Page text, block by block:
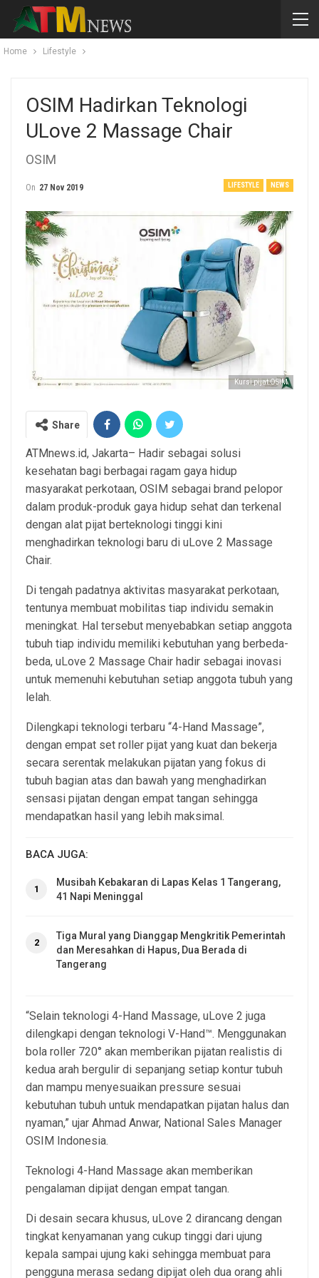
Home Lifestyle
OSIM Hadirkan Teknologi
ULove 2 Massage Chair
OSIM
LIFESTYLE NEWS
On 27 Nov 2019
Kursi pijat OSIM
Share
ATMnews.id, Jakarta– Hadir sebagai solusi
kesehatan bagi berbagai ragam gaya hidup
masyarakat perkotaan, OSIM sebagai brand pelopor
dalam produk-produk gaya hidup sehat dan terkenal
dengan alat pijat berteknologi tinggi kini
menghadirkan teknologi baru di uLove 2 Massage
Chair.
Di tengah padatnya aktivitas masyarakat perkotaan,
tentunya membuat mobilitas tiap individu semakin
meningkat. Hal tersebut menyebabkan setiap anggota
tubuh tiap individu memiliki kebutuhan yang berbeda-
beda, uLove 2 Massage Chair hadir sebagai inovasi
untuk memenuhi kebutuhan setiap anggota tubuh yang
lelah.
Dilengkapi teknologi terbaru “4-Hand Massage”,
dengan empat set roller pijat yang kuat dan bekerja
secara serentak melakukan pijatan yang fokus di
tubuh bagian atas dan bawah yang menghadirkan
sensasi pijatan dengan empat tangan sehingga
mendapatkan hasil yang lebih maksimal.
BACA JUGA:
1
Musibah Kebakaran di Lapas Kelas 1 Tangerang,
41 Napi Meninggal
2
Tiga Mural yang Dianggap Mengkritik Pemerintah
dan Meresahkan di Hapus, Dua Berada di
Tangerang
“Selain teknologi 4-Hand Massage, uLove 2 juga
dilengkapi dengan teknologi V-Hand™. Menggunakan
bola roller 720° akan memberikan pijatan realistis di
kedua arah bergulir di sepanjang setiap kontur tubuh
dan mampu menyesuaikan pressure sesuai
kebutuhan tubuh untuk mendapatkan pijatan halus dan
nyaman,” ujar Ahmad Anwar, National Sales Manager
OSIM Indonesia.
Teknologi 4-Hand Massage akan memberikan
pengalaman dipijat dengan empat tangan.
Di desain secara khusus, uLove 2 dirancang dengan
tingkat kenyamanan yang cukup tinggi dari ujung
kepala sampai ujung kaki sehingga membuat para
pengguna merasa sedang dipijat oleh dua orang ahli